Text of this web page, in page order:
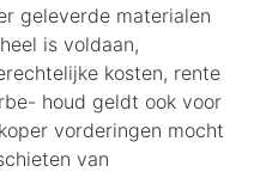
geleverde materialen
is voldaan,
kosten, rente
houd geldt ook voor
vorderingen mocht
van